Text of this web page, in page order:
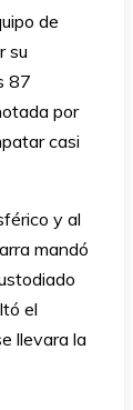
de
su
87
por
casi
y al
mandó
el
llevara la